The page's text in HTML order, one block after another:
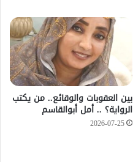
بين العقوبات والوقائع.. من يكتب
الرواية؟ .. أمل أبوالقاسم
2026-07-25